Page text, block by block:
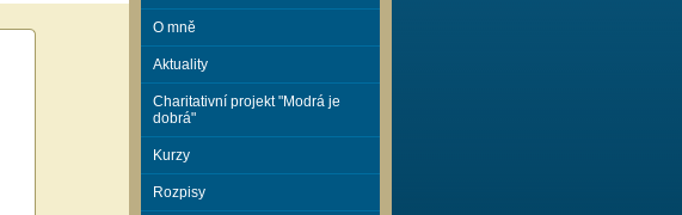
O mně
Aktuality
Charitativní projekt "Modrá je
dobrá"
Kurzy
Rozpisy